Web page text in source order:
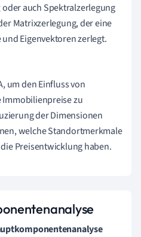
oder auch Spektralzerlegung
Matrixzerlegung, der eine
Eigenvektoren zerlegt.
um den Einfluss von
zu
der Dimensionen
welche Standortmerkmale
Preisentwicklung haben.